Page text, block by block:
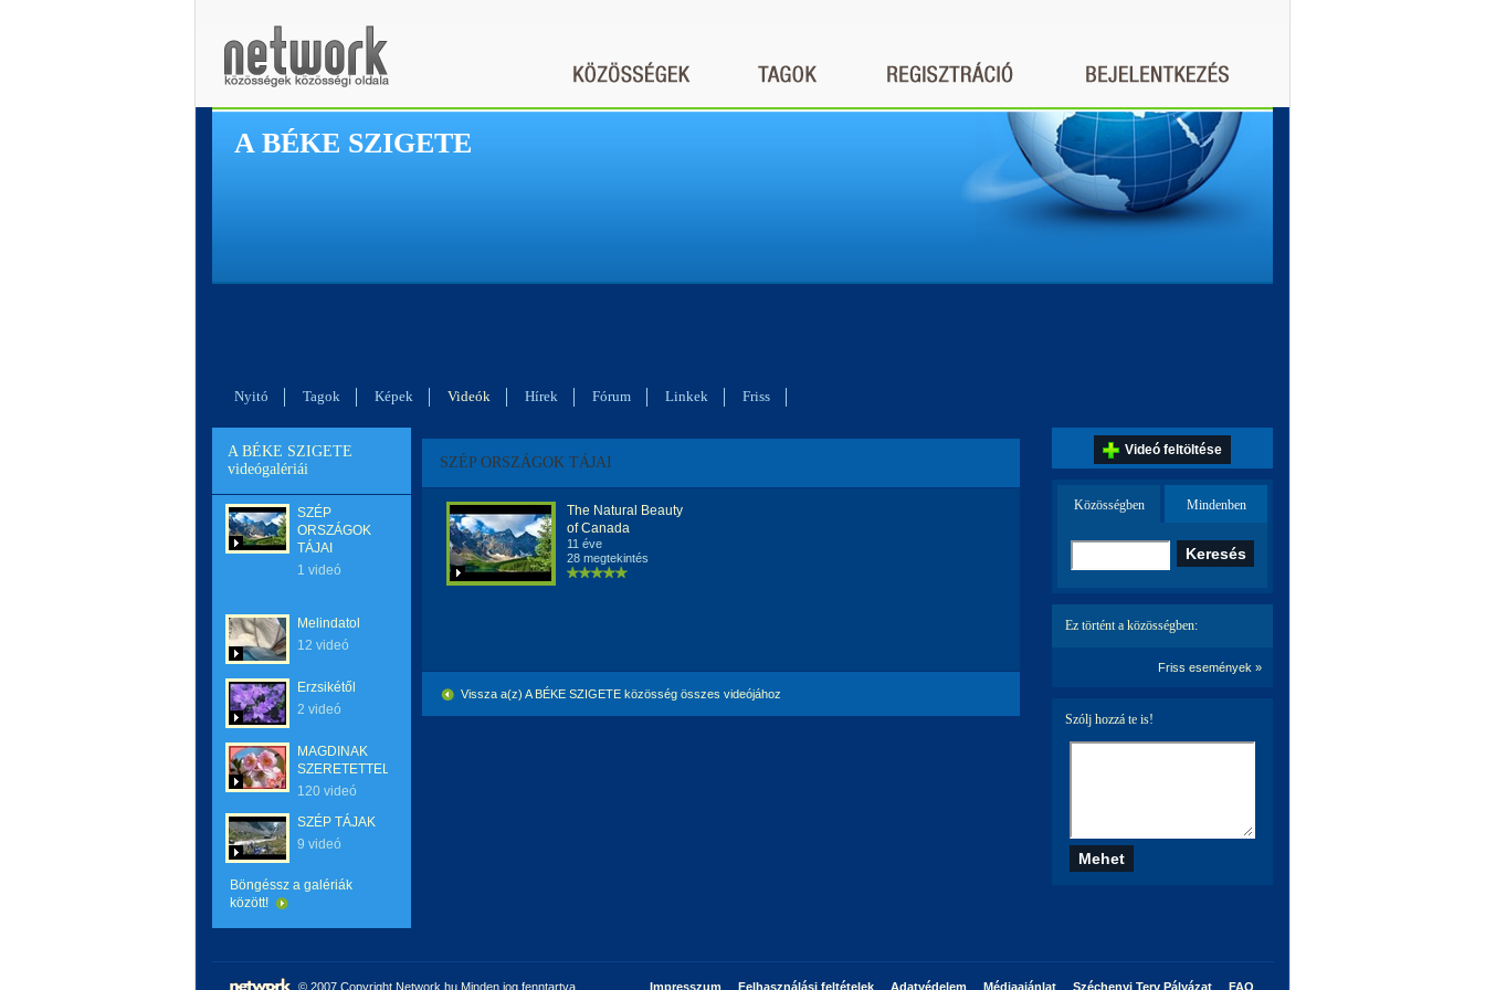
A BÉKE SZIGETE
Nyitó Tagok Képek Videók Hírek Fórum Linkek Friss
A BÉKE SZIGETE
videógalériái
SZÉP
ORSZÁGOK
TÁJAI
1 videó
Melindatol
12 videó
Erzsikétől
2 videó
MAGDINAK
SZERETETTEL
120 videó
SZÉP TÁJAK
9 videó
Böngéssz a galériák
között!
SZÉP ORSZÁGOK TÁJAI
The Natural Beauty
of Canada
11 éve
28 megtekintés
Vissza a(z) A BÉKE SZIGETE közösség összes videójához
Videó feltöltése
Közösségben Mindenben
Ez történt a közösségben:
Friss események »
Szólj hozzá te is!
© 2007 Copyright Network.hu Minden jog fenntartva. Impresszum Felhasználási feltételek Adatvédelem Médiaajánlat Széchenyi Terv Pályázat FAQ